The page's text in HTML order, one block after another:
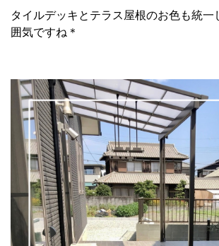
タイルデッキとテラス屋根のお色も統一
囲気ですね＊